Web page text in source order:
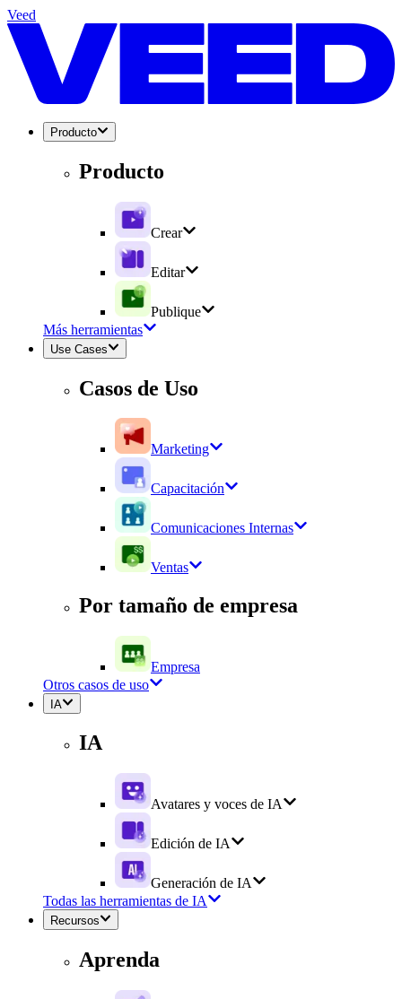
Veed
Producto
Producto
Crear
Editar
Publique
Más herramientas
Use Cases
Casos de Uso
Marketing
Capacitación
Comunicaciones Internas
Ventas
Por tamaño de empresa
Empresa
Otros casos de uso
IA
IA
Avatares y voces de IA
Edición de IA
Generación de IA
Todas las herramientas de IA
Recursos
Aprenda